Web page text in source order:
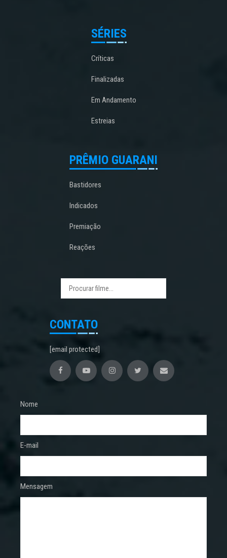
SÉRIES
Críticas
Finalizadas
Em Andamento
Estreias
PRÊMIO GUARANI
Bastidores
Indicados
Premiação
Reações
CONTATO
[email protected]
Nome
E-mail
Mensagem